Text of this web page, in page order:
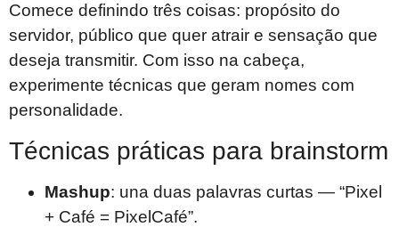
Comece definindo três coisas: propósito do
servidor, público que quer atrair e sensação que
deseja transmitir. Com isso na cabeça,
experimente técnicas que geram nomes com
personalidade.
Técnicas práticas para brainstorm
Mashup: una duas palavras curtas — “Pixel
+ Café = PixelCafé”.